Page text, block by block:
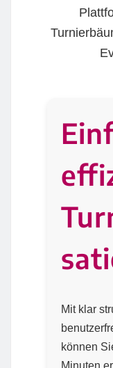
Mit klar
können
Minuten